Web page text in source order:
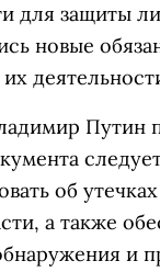
для защиты
новые
Путин
об
а также
и